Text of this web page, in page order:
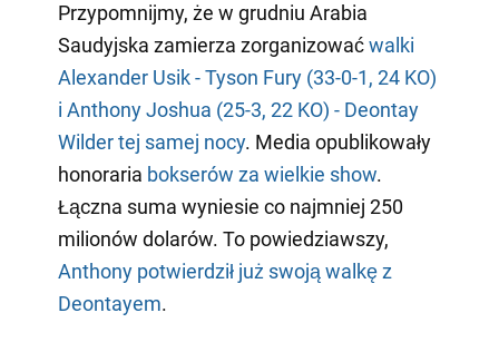
Przypomnijmy, że w grudniu Arabia
Saudyjska zamierza zorganizowaćwalki
Alexander Usik - Tyson Fury (33-0-1, 24 KO)
i Anthony Joshua (25-3, 22 KO) - Deontay
Wilder tej samej nocy. Media opublikowały
honoraria bokserów za wielkie show.
Łączna suma wyniesie co najmniej 250
milionów dolarów. To powiedziawszy,
Anthony potwierdził już swoją walkę z
Deontayem.